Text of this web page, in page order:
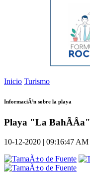
Inicio Turismo
InformaciÃ³n sobre la playa
Playa "La BahÃ­Â­a"
10-12-2020 | 09:16:47 AM